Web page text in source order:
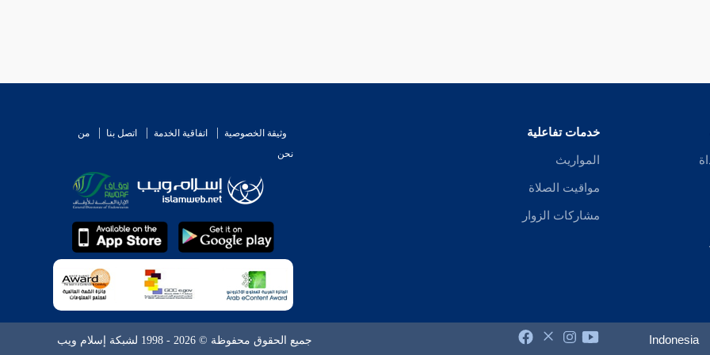
خدمات تفاعلية
المواريث
مواقيت الصلاة
مشاركات الزوار
وثيقة الخصوصية اتفاقية الخدمة اتصل بنا
من
نحن
Indonesia جميع الحقوق محفوظة © 2026 - 1998 لشبكة إسلام ويب